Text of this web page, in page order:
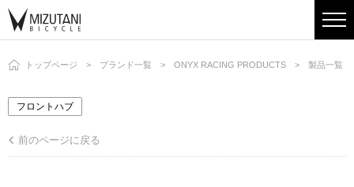
トップページ ブランド一覧 ONYX RACING PRODUCTS 製品一覧
フロントハブ
前のページに戻る